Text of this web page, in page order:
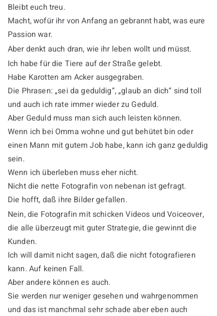
Bleibt euch treu.
Macht, wofür ihr von Anfang an gebrannt habt, was eure
Passion war.
Aber denkt auch dran, wie ihr leben wollt und müsst.
Ich habe für die Tiere auf der Straße gelebt.
Habe Karotten am Acker ausgegraben.
Die Phrasen: „sei da geduldig“, „glaub an dich“ sind toll
und auch ich rate immer wieder zu Geduld.
Aber Geduld muss man sich auch leisten können.
Wenn ich bei Omma wohne und gut behütet bin oder
einen Mann mit gutem Job habe, kann ich ganz geduldig
sein.
Wenn ich überleben muss eher nicht.
Nicht die nette Fotografin von nebenan ist gefragt.
Die hofft, daß ihre Bilder gefallen.
Nein, die Fotografin mit schicken Videos und Voiceover,
die alle überzeugt mit guter Strategie, die gewinnt die
Kunden.
Ich will damit nicht sagen, daß die nicht fotografieren
kann. Auf keinen Fall.
Aber andere können es auch.
Sie werden nur weniger gesehen und wahrgenommen
und das ist manchmal sehr schade aber eben auch